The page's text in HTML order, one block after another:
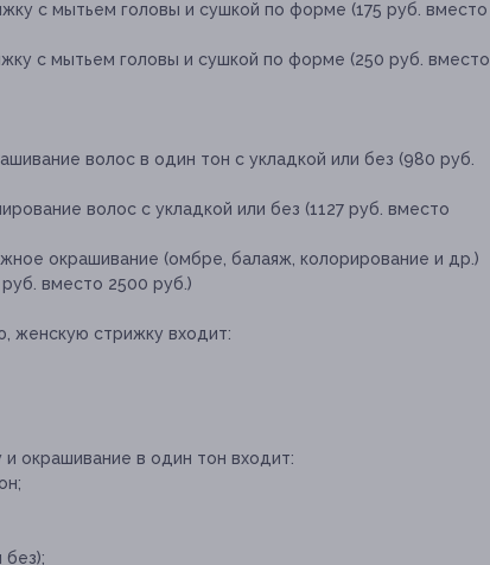
с мытьем головы и сушкой по форме (175 руб. вместо
с мытьем головы и сушкой по форме (250 руб. вместо
волос в один тон с укладкой или без (980 руб.
волос с укладкой или без (1127 руб. вместо
окрашивание (омбре, балаяж, колорирование и др.)
вместо 2500 руб.)
женскую стрижку входит:
окрашивание в один тон входит: